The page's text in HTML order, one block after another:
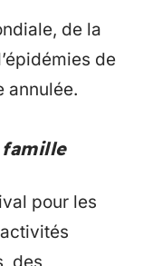
de la
de
annulée.
famille
pour les